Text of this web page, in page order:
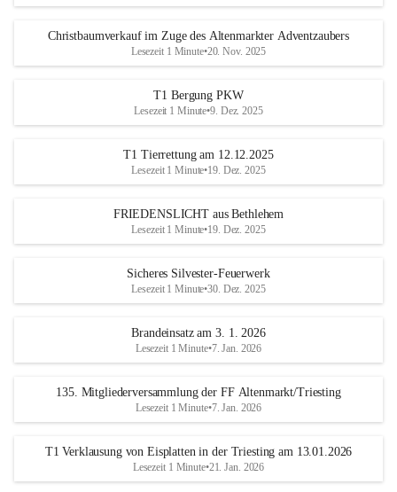
Christbaumverkauf im Zuge des Altenmarkter Adventzaubers
Lesezeit 1 Minute•20. Nov. 2025
T1 Bergung PKW
Lesezeit 1 Minute•9. Dez. 2025
T1 Tierrettung am 12.12.2025
Lesezeit 1 Minute•19. Dez. 2025
FRIEDENSLICHT aus Bethlehem
Lesezeit 1 Minute•19. Dez. 2025
Sicheres Silvester-Feuerwerk
Lesezeit 1 Minute•30. Dez. 2025
Brandeinsatz am 3. 1. 2026
Lesezeit 1 Minute•7. Jan. 2026
135. Mitgliederversammlung der FF Altenmarkt/Triesting
Lesezeit 1 Minute•7. Jan. 2026
T1 Verklausung von Eisplatten in der Triesting am 13.01.2026
Lesezeit 1 Minute•21. Jan. 2026